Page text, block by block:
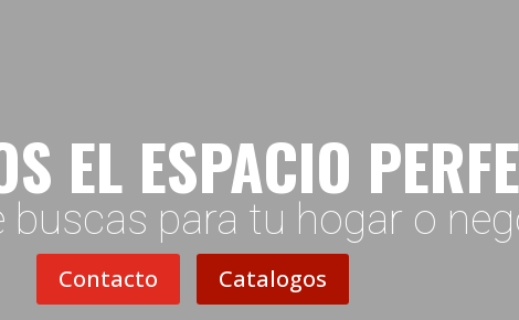
EL ESPACIO
buscas para tu hogar o
Contacto Catalogos